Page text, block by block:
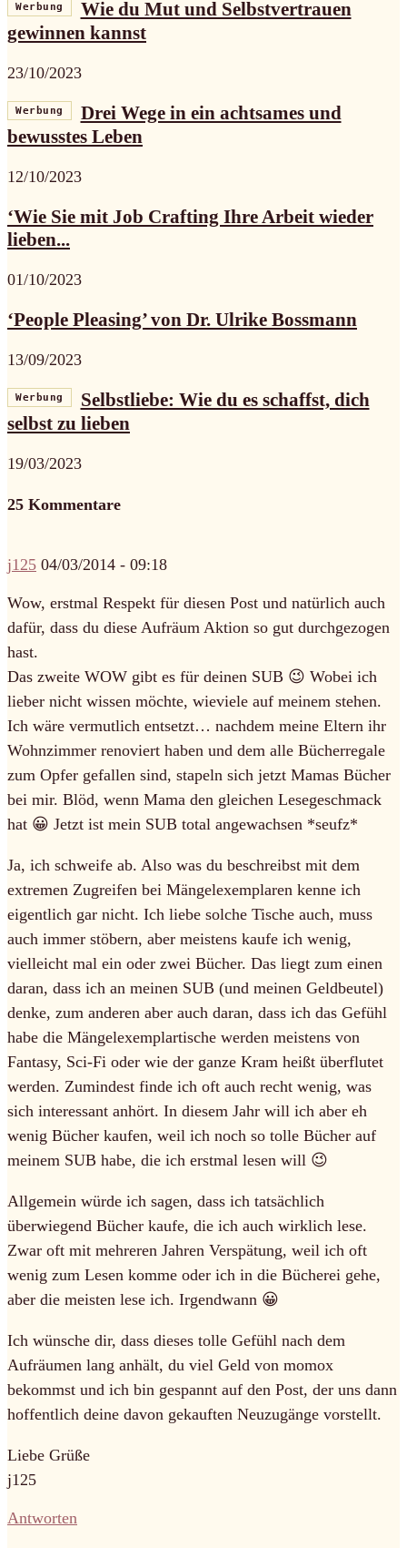
Werbung
Wie du Mut und Selbstvertrauen
gewinnen kannst
23/10/2023
Werbung
Drei Wege in ein achtsames und
bewusstes Leben
12/10/2023
‘Wie Sie mit Job Crafting Ihre Arbeit wieder
lieben...
01/10/2023
‘People Pleasing’ von Dr. Ulrike Bossmann
13/09/2023
Werbung
Selbstliebe: Wie du es schaffst, dich
selbst zu lieben
19/03/2023
25 Kommentare
j125 04/03/2014 - 09:18
Wow, erstmal Respekt für diesen Post und natürlich auch
dafür, dass du diese Aufräum Aktion so gut durchgezogen
hast.
Das zweite WOW gibt es für deinen SUB 😉 Wobei ich
lieber nicht wissen möchte, wieviele auf meinem stehen.
Ich wäre vermutlich entsetzt… nachdem meine Eltern ihr
Wohnzimmer renoviert haben und dem alle Bücherregale
zum Opfer gefallen sind, stapeln sich jetzt Mamas Bücher
bei mir. Blöd, wenn Mama den gleichen Lesegeschmack
hat 😀 Jetzt ist mein SUB total angewachsen *seufz*
Ja, ich schweife ab. Also was du beschreibst mit dem
extremen Zugreifen bei Mängelexemplaren kenne ich
eigentlich gar nicht. Ich liebe solche Tische auch, muss
auch immer stöbern, aber meistens kaufe ich wenig,
vielleicht mal ein oder zwei Bücher. Das liegt zum einen
daran, dass ich an meinen SUB (und meinen Geldbeutel)
denke, zum anderen aber auch daran, dass ich das Gefühl
habe die Mängelexemplartische werden meistens von
Fantasy, Sci-Fi oder wie der ganze Kram heißt überflutet
werden. Zumindest finde ich oft auch recht wenig, was
sich interessant anhört. In diesem Jahr will ich aber eh
wenig Bücher kaufen, weil ich noch so tolle Bücher auf
meinem SUB habe, die ich erstmal lesen will 😉
Allgemein würde ich sagen, dass ich tatsächlich
überwiegend Bücher kaufe, die ich auch wirklich lese.
Zwar oft mit mehreren Jahren Verspätung, weil ich oft
wenig zum Lesen komme oder ich in die Bücherei gehe,
aber die meisten lese ich. Irgendwann 😀
Ich wünsche dir, dass dieses tolle Gefühl nach dem
Aufräumen lang anhält, du viel Geld von momox
bekommst und ich bin gespannt auf den Post, der uns dann
hoffentlich deine davon gekauften Neuzugänge vorstellt.
Liebe Grüße
j125
Antworten